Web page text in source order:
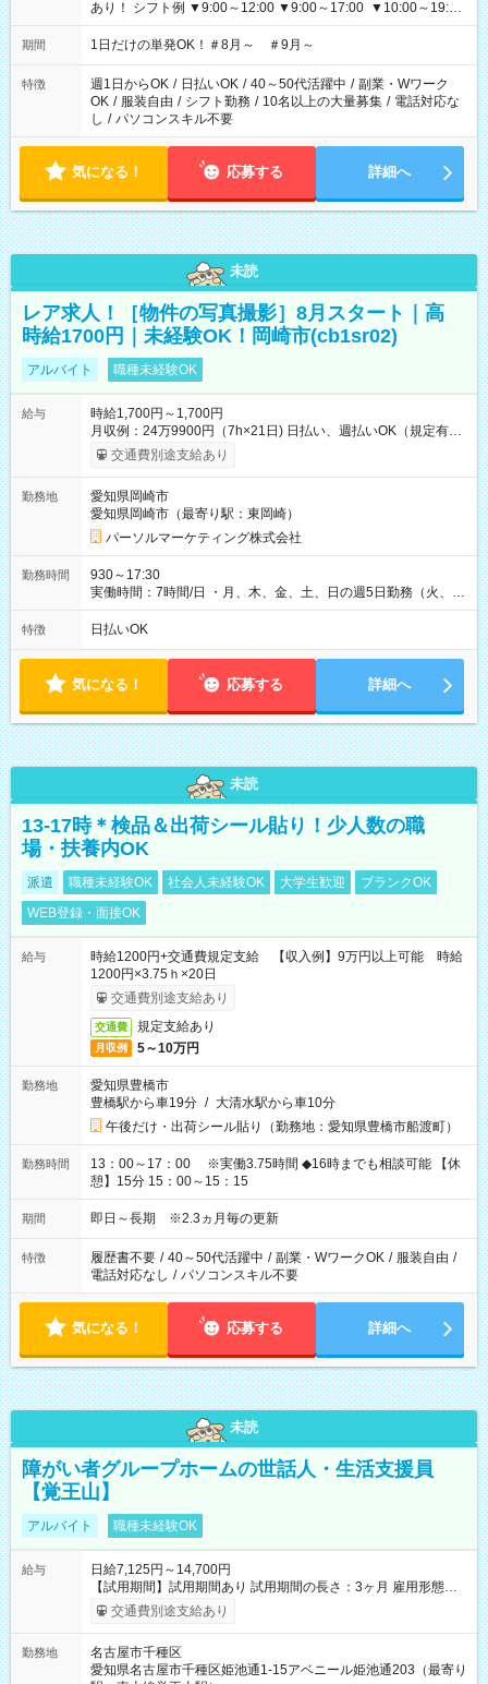
あり！ シフト例 ▼9:00～12:00 ▼9:00～17:00 ▼10:00～19:00
▼18:00～21:00
期間 1日だけの単発OK！＃8月～ ＃9月～
特徴 週1日からOK / 日払いOK / 40～50代活躍中 / 副業・Wワーク
OK / 服装自由 / シフト勤務 / 10名以上の大量募集 / 電話対応な
し / パソコンスキル不要
気になる！ 応募する 詳細へ
未読
レア求人！［物件の写真撮影］8月スタート｜高
時給1700円｜未経験OK！岡崎市(cb1sr02)
アルバイト 職種未経験OK
給与
時給1,700円～1,700円
月収例：24万9900円（7h×21日) 日払い、週払いOK（規定有
り） 【試用期間】試用期間なし
交通費別途支給あり
勤務地
愛知県岡崎市
愛知県岡崎市（最寄り駅：東岡崎）
パーソルマーケティング株式会社
勤務時間
930～17:30
実働時間：7時間/日 ・月、木、金、土、日の週5日勤務（火、水
は固定休です／夏季、年末年始等、長期休暇有り！） ・ワンシ
フト！ 残業ほぼナシ（0～5h/月）
特徴 日払いOK
気になる！ 応募する 詳細へ
未読
13-17時＊検品＆出荷シール貼り！少人数の職
場・扶養内OK
派遣 職種未経験OK 社会人未経験OK 大学生歓迎
ブランクOK
WEB登録・面接OK
給与
時給1200円+交通費規定支給 【収入例】9万円以上可能 時給
1200円×3.75ｈ×20日
交通費別途支給あり
交通費 規定支給あり
月収例 5～10万円
勤務地
愛知県豊橋市
豊橋駅から車19分 / 大清水駅から車10分
午後だけ・出荷シール貼り（勤務地：愛知県豊橋市船渡町）
勤務時間
13：00～17：00 ※実働3.75時間 ◆16時までも相談可能 【休
憩】15分 15：00～15：15
期間 即日～長期 ※2.3ヵ月毎の更新
特徴 履歴書不要 / 40～50代活躍中 / 副業・WワークOK / 服装自由 /
電話対応なし / パソコンスキル不要
気になる！ 応募する 詳細へ
未読
障がい者グループホームの世話人・生活支援員
【覚王山】
アルバイト 職種未経験OK
給与
日給7,125円～14,700円
【試用期間】試用期間あり 試用期間の長さ：3ヶ月 雇用形態、
給与は本採用時と同じです。
交通費別途支給あり
勤務地
名古屋市千種区
愛知県名古屋市千種区姫池通1-15アベニール姫池通203（最寄り